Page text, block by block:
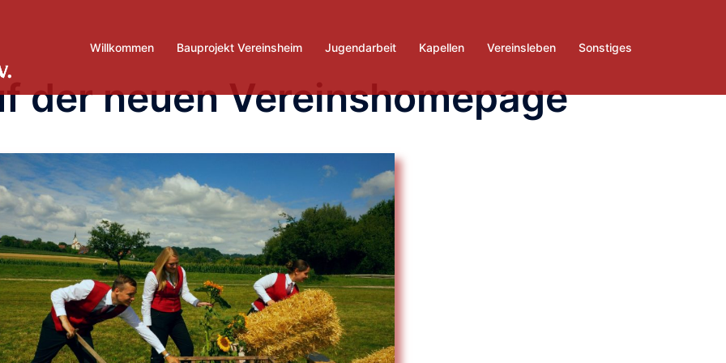
Willkommen Bauprojekt Vereinsheim Jugendarbeit Kapellen Vereinsleben Sonstiges
der neuen Vereinshomepage